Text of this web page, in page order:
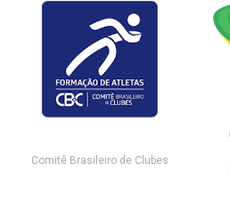
Comitê Brasileiro de Clubes